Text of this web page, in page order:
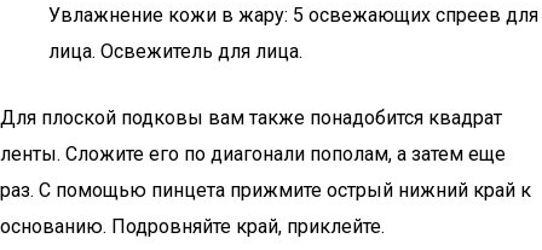
Увлажнение кожи в жару: 5 освежающих спреев для
лица. Освежитель для лица.
Для плоской подковы вам также понадобится квадрат
ленты. Сложите его по диагонали пополам, а затем еще
раз. С помощью пинцета прижмите острый нижний край к
основанию. Подровняйте край, приклейте.